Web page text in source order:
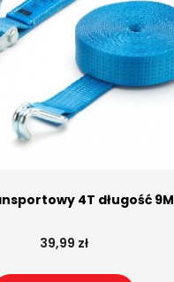
4T długość 9M
39,99 zł